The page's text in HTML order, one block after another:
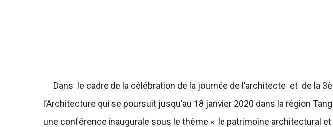
Dans le cadre de la célébration de la journée de l’architecte et de la
l’Architecture qui se poursuit jusqu’au 18 janvier 2020 dans la région
une conférence inaugurale sous le thème « le patrimoine architectural et